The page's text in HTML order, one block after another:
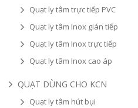
Quạt ly tâm trực tiếp PVC
Quạt ly tâm Inox gián tiếp
Quạt ly tâm Inox trực tiếp
Quạt ly tâm Inox cao áp
QUẠT DÙNG CHO KCN
Quạt ly tâm hút bụi